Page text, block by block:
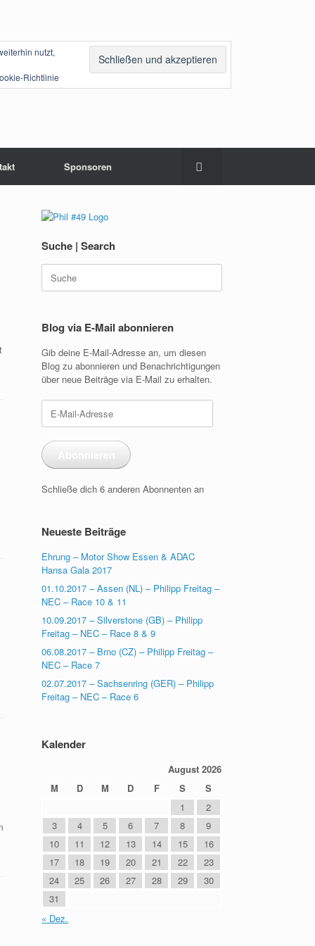
nutzt,
Richtlinie
Sponsoren
Suche | Search
Suche
nach:
Blog via E-Mail abonnieren
Gib deine E-Mail-Adresse an, um diesen
Blog zu abonnieren und Benachrichtigungen
über neue Beiträge via E-Mail zu erhalten.
E-
Mail-
Schließe dich 6 anderen Abonnenten an
Neueste Beiträge
Ehrung – Motor Show Essen & ADAC
Hansa Gala 2017
01.10.2017 – Assen (NL) – Philipp Freitag –
NEC – Race 10 & 11
10.09.2017 – Silverstone (GB) – Philipp
Freitag – NEC – Race 8 & 9
06.08.2017 – Brno (CZ) – Philipp Freitag –
NEC – Race 7
02.07.2017 – Sachsenring (GER) – Philipp
Freitag – NEC – Race 6
Kalender
August 2026
M
D M D F S
S
1
2
3
4 5 6 7 8
9
10
11 12 13 14 15
16
17
18 19 20 21 22
23
24
25 26 27 28 29
30
31
« Dez.